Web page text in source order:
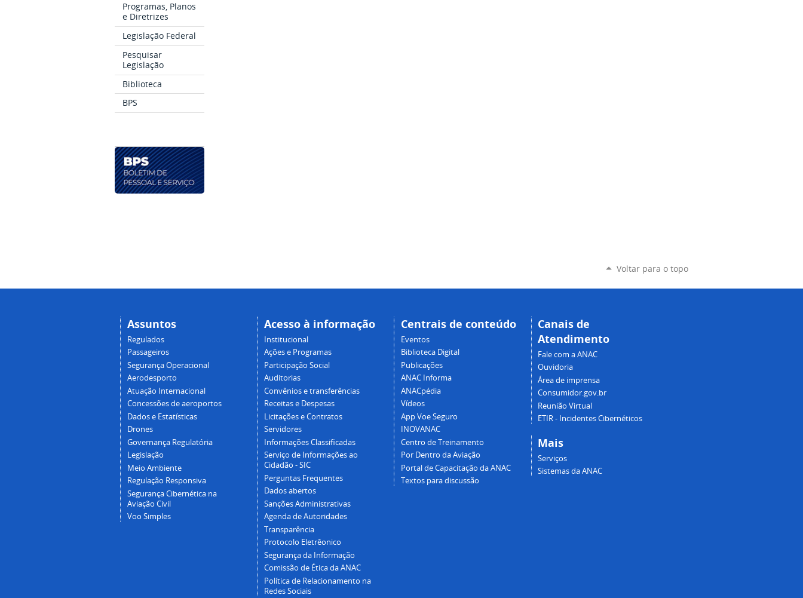
Programas, Planos
e Diretrizes
Legislação Federal
Pesquisar
Legislação
Biblioteca
BPS
Voltar para o topo
Assuntos
Regulados
Passageiros
Segurança Operacional
Aerodesporto
Atuação Internacional
Concessões de aeroportos
Dados e Estatísticas
Drones
Governança Regulatória
Legislação
Meio Ambiente
Regulação Responsiva
Segurança Cibernética na
Aviação Civil
Voo Simples
Acesso à informação
Institucional
Ações e Programas
Participação Social
Auditorias
Convênios e transferências
Receitas e Despesas
Licitações e Contratos
Servidores
Informações Classificadas
Serviço de Informações ao
Cidadão - SIC
Perguntas Frequentes
Dados abertos
Sanções Administrativas
Agenda de Autoridades
Transparência
Protocolo Eletrêonico
Segurança da Informação
Comissão de Ética da ANAC
Política de Relacionamento na
Redes Sociais
Centrais de conteúdo
Eventos
Biblioteca Digital
Publicações
ANAC Informa
ANACpédia
Vídeos
App Voe Seguro
INOVANAC
Centro de Treinamento
Por Dentro da Aviação
Portal de Capacitação da ANAC
Textos para discussão
Canais de
Atendimento
Fale com a ANAC
Ouvidoria
Área de imprensa
Consumidor.gov.br
Reunião Virtual
ETIR - Incidentes Cibernéticos
Mais
Serviços
Sistemas da ANAC